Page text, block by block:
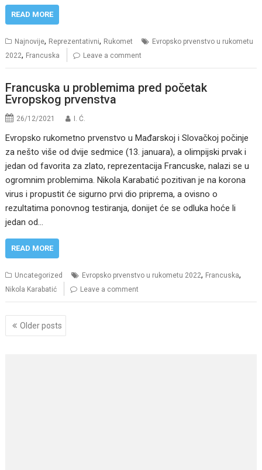
READ MORE
Najnovije, Reprezentativni, Rukomet
Evropsko prvenstvo u rukometu
2022, Francuska Leave a comment
Francuska u problemima pred početak
Evropskog prvenstva
26/12/2021 I. Ć.
Evropsko rukometno prvenstvo u Mađarskoj i Slovačkoj počinje
za nešto više od dvije sedmice (13. januara), a olimpijski prvak i
jedan od favorita za zlato, reprezentacija Francuske, nalazi se u
ogromnim problemima. Nikola Karabatić pozitivan je na korona
virus i propustit će sigurno prvi dio priprema, a ovisno o
rezultatima ponovnog testiranja, donijet će se odluka hoće li
jedan od…
READ MORE
Uncategorized Evropsko prvenstvo u rukometu 2022, Francuska,
Nikola Karabatić Leave a comment
Posts
navigation
Older posts